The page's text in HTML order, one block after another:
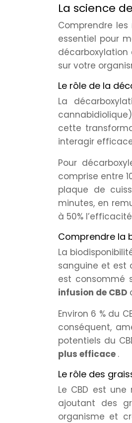
La science
Comprendre
essentiel pour
décarboxylation
sur votre
Le rôle de la
La
cette
interagir
Pour
comprise entre
plaque de
minutes, en
à 50%
Comprendre la
La
sanguine et est
est consommé
infusion de CBD
Environ 6 % du
conséquent,
potentiels du
plus efficace .
Le rôle des
Le CBD est
ajoutant des
organisme et